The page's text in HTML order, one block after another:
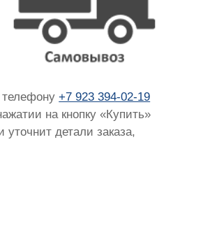
телефону+7 923 394-02-19
на кнопку «Купить»
детали заказа,